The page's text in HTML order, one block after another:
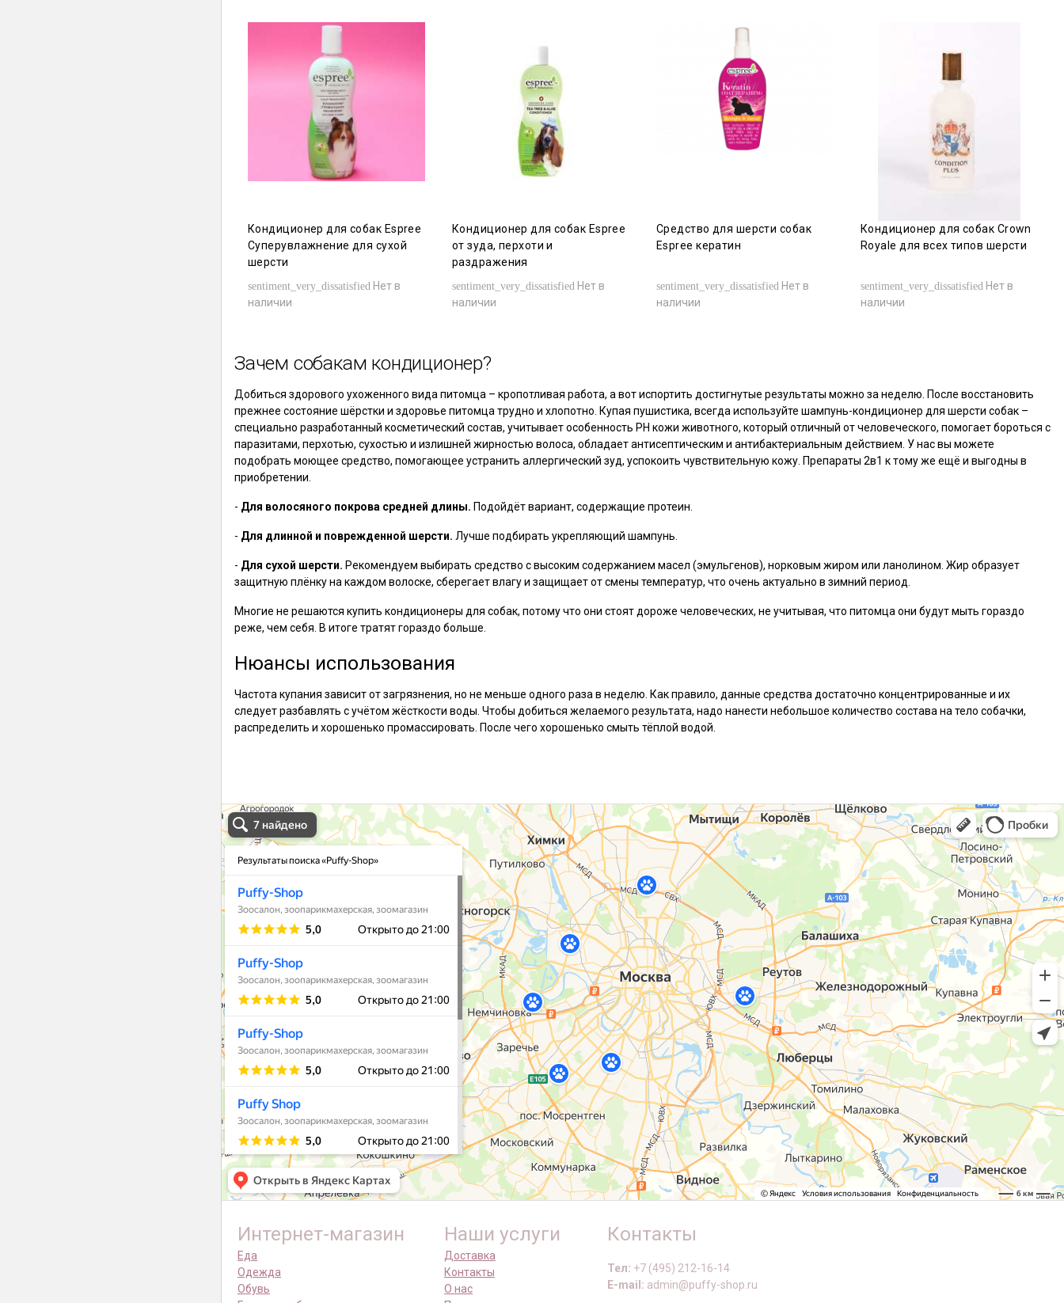
Кондиционер для собак Espree
Суперувлажнение для сухой
шерсти
sentiment_very_dissatisfied Нет в
наличии
Кондиционер для собак Espree
от зуда, перхоти и
раздражения
sentiment_very_dissatisfied Нет в
наличии
Средство для шерсти собак
Espree кератин
sentiment_very_dissatisfied Нет в
наличии
Кондиционер для собак Crown
Royale для всех типов шерсти
sentiment_very_dissatisfied Нет в
наличии
Зачем собакам кондиционер?
Добиться здорового ухоженного вида питомца – кропотливая работа, а вот испортить достигнутые результаты можно за неделю. После восстановить
прежнее состояние шёрстки и здоровье питомца трудно и хлопотно. Купая пушистика, всегда используйте шампунь-кондиционер для шерсти собак –
специально разработанный косметический состав, учитывает особенность РН кожи животного, который отличный от человеческого, помогает бороться с
паразитами, перхотью, сухостью и излишней жирностью волоса, обладает антисептическим и антибактериальным действием. У нас вы можете
подобрать моющее средство, помогающее устранить аллергический зуд, успокоить чувствительную кожу. Препараты 2в1 к тому же ещё и выгодны в
приобретении.
- Для волосяного покрова средней длины. Подойдёт вариант, содержащие протеин.
- Для длинной и поврежденной шерсти. Лучше подбирать укрепляющий шампунь.
- Для сухой шерсти. Рекомендуем выбирать средство с высоким содержанием масел (эмульгенов), норковым жиром или ланолином. Жир образует
защитную плёнку на каждом волоске, сберегает влагу и защищает от смены температур, что очень актуально в зимний период.
Многие не решаются купить кондиционеры для собак, потому что они стоят дороже человеческих, не учитывая, что питомца они будут мыть гораздо
реже, чем себя. В итоге тратят гораздо больше.
Нюансы использования
Частота купания зависит от загрязнения, но не меньше одного раза в неделю. Как правило, данные средства достаточно концентрированные и их
следует разбавлять с учётом жёсткости воды. Чтобы добиться желаемого результата, надо нанести небольшое количество состава на тело собачки,
распределить и хорошенько промассировать. После чего хорошенько смыть тёплой водой.
Интернет-магазин
Еда
Одежда
Обувь
Наши услуги
Доставка
Контакты
О нас
Контакты
Тел: +7 (495) 212-16-14
E-mail: admin@puffy-shop.ru